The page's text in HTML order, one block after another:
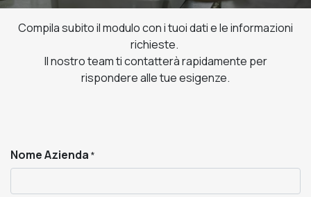
Compila subito il modulo con i tuoi dati e le informazioni
richieste.
Il nostro team ti contatterà rapidamente per
rispondere alle tue esigenze.
Nome Azienda *